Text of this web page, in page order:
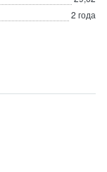
2 года